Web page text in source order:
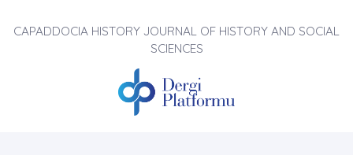
CAPADDOCIA HISTORY JOURNAL OF HISTORY AND SOCIAL
SCIENCES